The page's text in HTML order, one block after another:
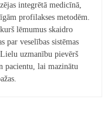
integrētā medicīnā,
profilakses metodēm.
lēmumus skaidro
par veselības sistēmas
uzmanību pievērš
pacientu, lai mazinātu